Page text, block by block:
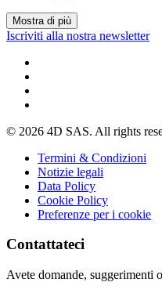
Mostra di più
Iscriviti alla nostra newsletter
© 2026 4D SAS. All rights
Termini & Condizioni
Notizie legali
Data Policy
Cookie Policy
Preferenze per i cookie
Contattateci
Avete domande, suggerimenti